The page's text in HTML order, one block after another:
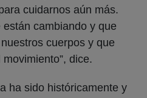
cuidarnos aún más.
cambiando y que
cuerpos y que
dice.
ha sido históricamente y